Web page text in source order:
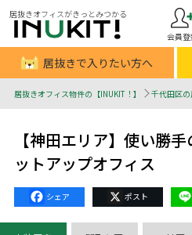
居抜きオフィスがきっとみつかる
会員
居抜きで入りたい方へ
居抜きオフィス物件の【INUKIT！】 千代田区
【神田エリア】使い勝
ットアップオフィス
Facebook
X